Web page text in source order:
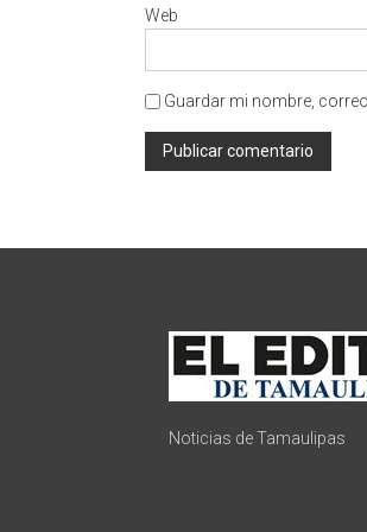
Web
Guardar mi nombre,
Noticias de Tamaulipas